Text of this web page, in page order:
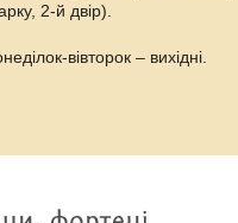
2-й двір).
вівторок – вихідні.